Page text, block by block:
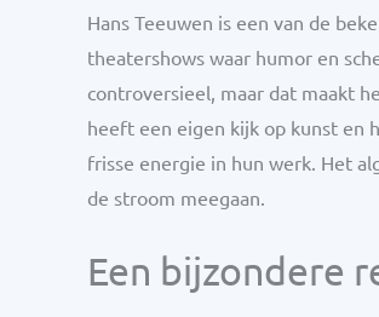
Hans Teeuwen is een van de
theatershows waar humor en
controversieel, maar dat maakt
heeft een eigen kijk op kunst en
frisse energie in hun werk. Het
de stroom meegaan.
Een bijzondere